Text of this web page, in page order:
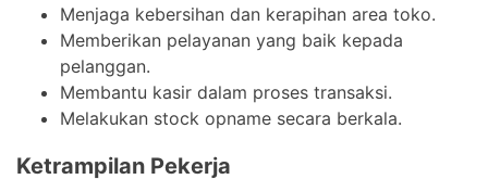
Menjaga kebersihan dan kerapihan area toko.
Memberikan pelayanan yang baik kepada
pelanggan.
Membantu kasir dalam proses transaksi.
Melakukan stock opname secara berkala.
Ketrampilan Pekerja